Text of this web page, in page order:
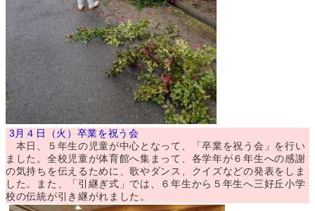
3月４日（火）卒業を祝う会
本日、５年生の児童が中心となって、「卒業を祝う会」を行い
ました。全校児童が体育館へ集まって、各学年が６年生への感謝
の気持ちを伝えるために、歌やダンス、クイズなどの発表をしま
した。また、「引継ぎ式」では、６年生から５年生へ三好丘小学
校の伝統が引き継がれました。